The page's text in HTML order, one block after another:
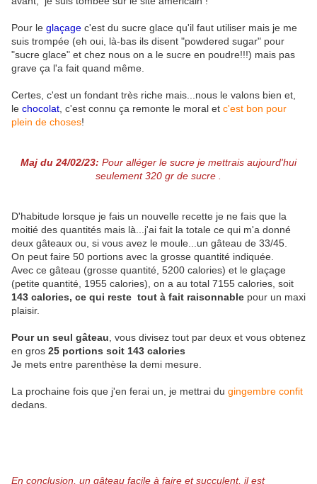
Pour le glaçage c'est du sucre glace qu'il faut utiliser mais je me
suis trompée (eh oui, là-bas ils disent "powdered sugar" pour
"sucre glace" et chez nous on a le sucre en poudre!!!) mais pas
grave ça l'a fait quand même.
Certes, c'est un fondant très riche mais...nous le valons bien et,
le chocolat , c'est connu ça remonte le moral et c'est bon pour
plein de choses!
Maj du 24/02/23: Pour alléger le sucre je mettrais aujourd'hui
seulement 320 gr de sucre .
D'habitude lorsque je fais un nouvelle recette je ne fais que la
moitié des quantités mais là...j'ai fait la totale ce qui m'a donné
deux gâteaux ou, si vous avez le moule...un gâteau de 33/45.
On peut faire 50 portions avec la grosse quantité indiquée.
Avec ce gâteau (grosse quantité, 5200 calories) et le glaçage
(petite quantité, 1955 calories), on a au total 7155 calories, soit
143 calories, ce qui reste tout à fait raisonnable pour un maxi
plaisir.
Pour un seul gâteau , vous divisez tout par deux et vous obtenez
en gros 25 portions soit 143 calories
Je mets entre parenthèse la demi mesure.
La prochaine fois que j'en ferai un, je mettrai du gingembre confit
dedans.
En conclusion, un gâteau facile à faire et succulent, il est